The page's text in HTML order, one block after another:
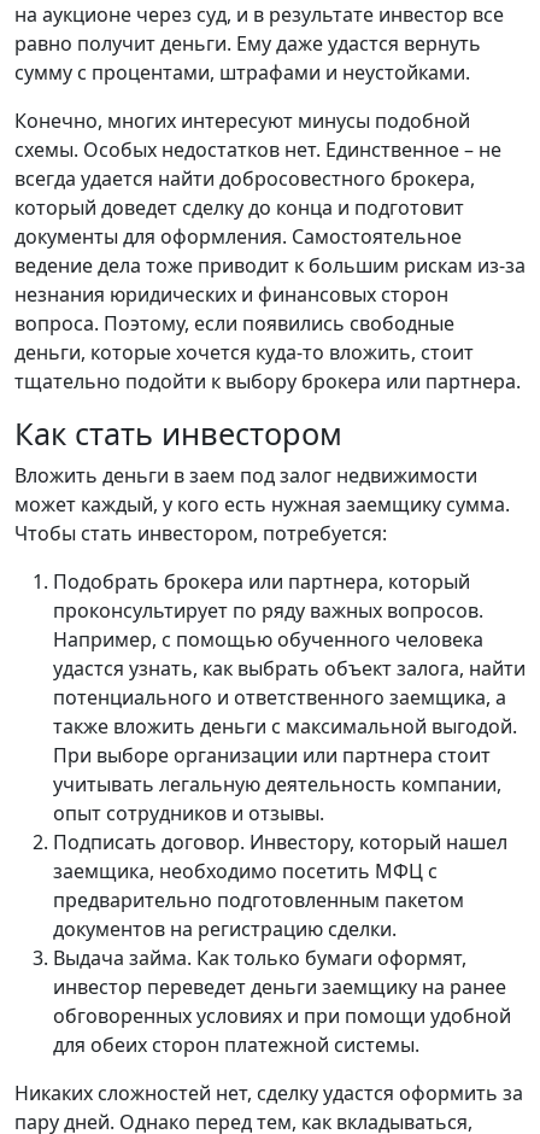
на аукционе через суд, и в результате инвестор все
равно получит деньги. Ему даже удастся вернуть
сумму с процентами, штрафами и неустойками.
Конечно, многих интересуют минусы подобной
схемы. Особых недостатков нет. Единственное – не
всегда удается найти добросовестного брокера,
который доведет сделку до конца и подготовит
документы для оформления. Самостоятельное
ведение дела тоже приводит к большим рискам из-за
незнания юридических и финансовых сторон
вопроса. Поэтому, если появились свободные
деньги, которые хочется куда-то вложить, стоит
тщательно подойти к выбору брокера или партнера.
Как стать инвестором
Вложить деньги в заем под залог недвижимости
может каждый, у кого есть нужная заемщику сумма.
Чтобы стать инвестором, потребуется:
Подобрать брокера или партнера, который
проконсультирует по ряду важных вопросов.
Например, с помощью обученного человека
удастся узнать, как выбрать объект залога, найти
потенциального и ответственного заемщика, а
также вложить деньги с максимальной выгодой.
При выборе организации или партнера стоит
учитывать легальную деятельность компании,
опыт сотрудников и отзывы.
Подписать договор. Инвестору, который нашел
заемщика, необходимо посетить МФЦ с
предварительно подготовленным пакетом
документов на регистрацию сделки.
Выдача займа. Как только бумаги оформят,
инвестор переведет деньги заемщику на ранее
обговоренных условиях и при помощи удобной
для обеих сторон платежной системы.
Никаких сложностей нет, сделку удастся оформить за
пару дней. Однако перед тем, как вкладываться,